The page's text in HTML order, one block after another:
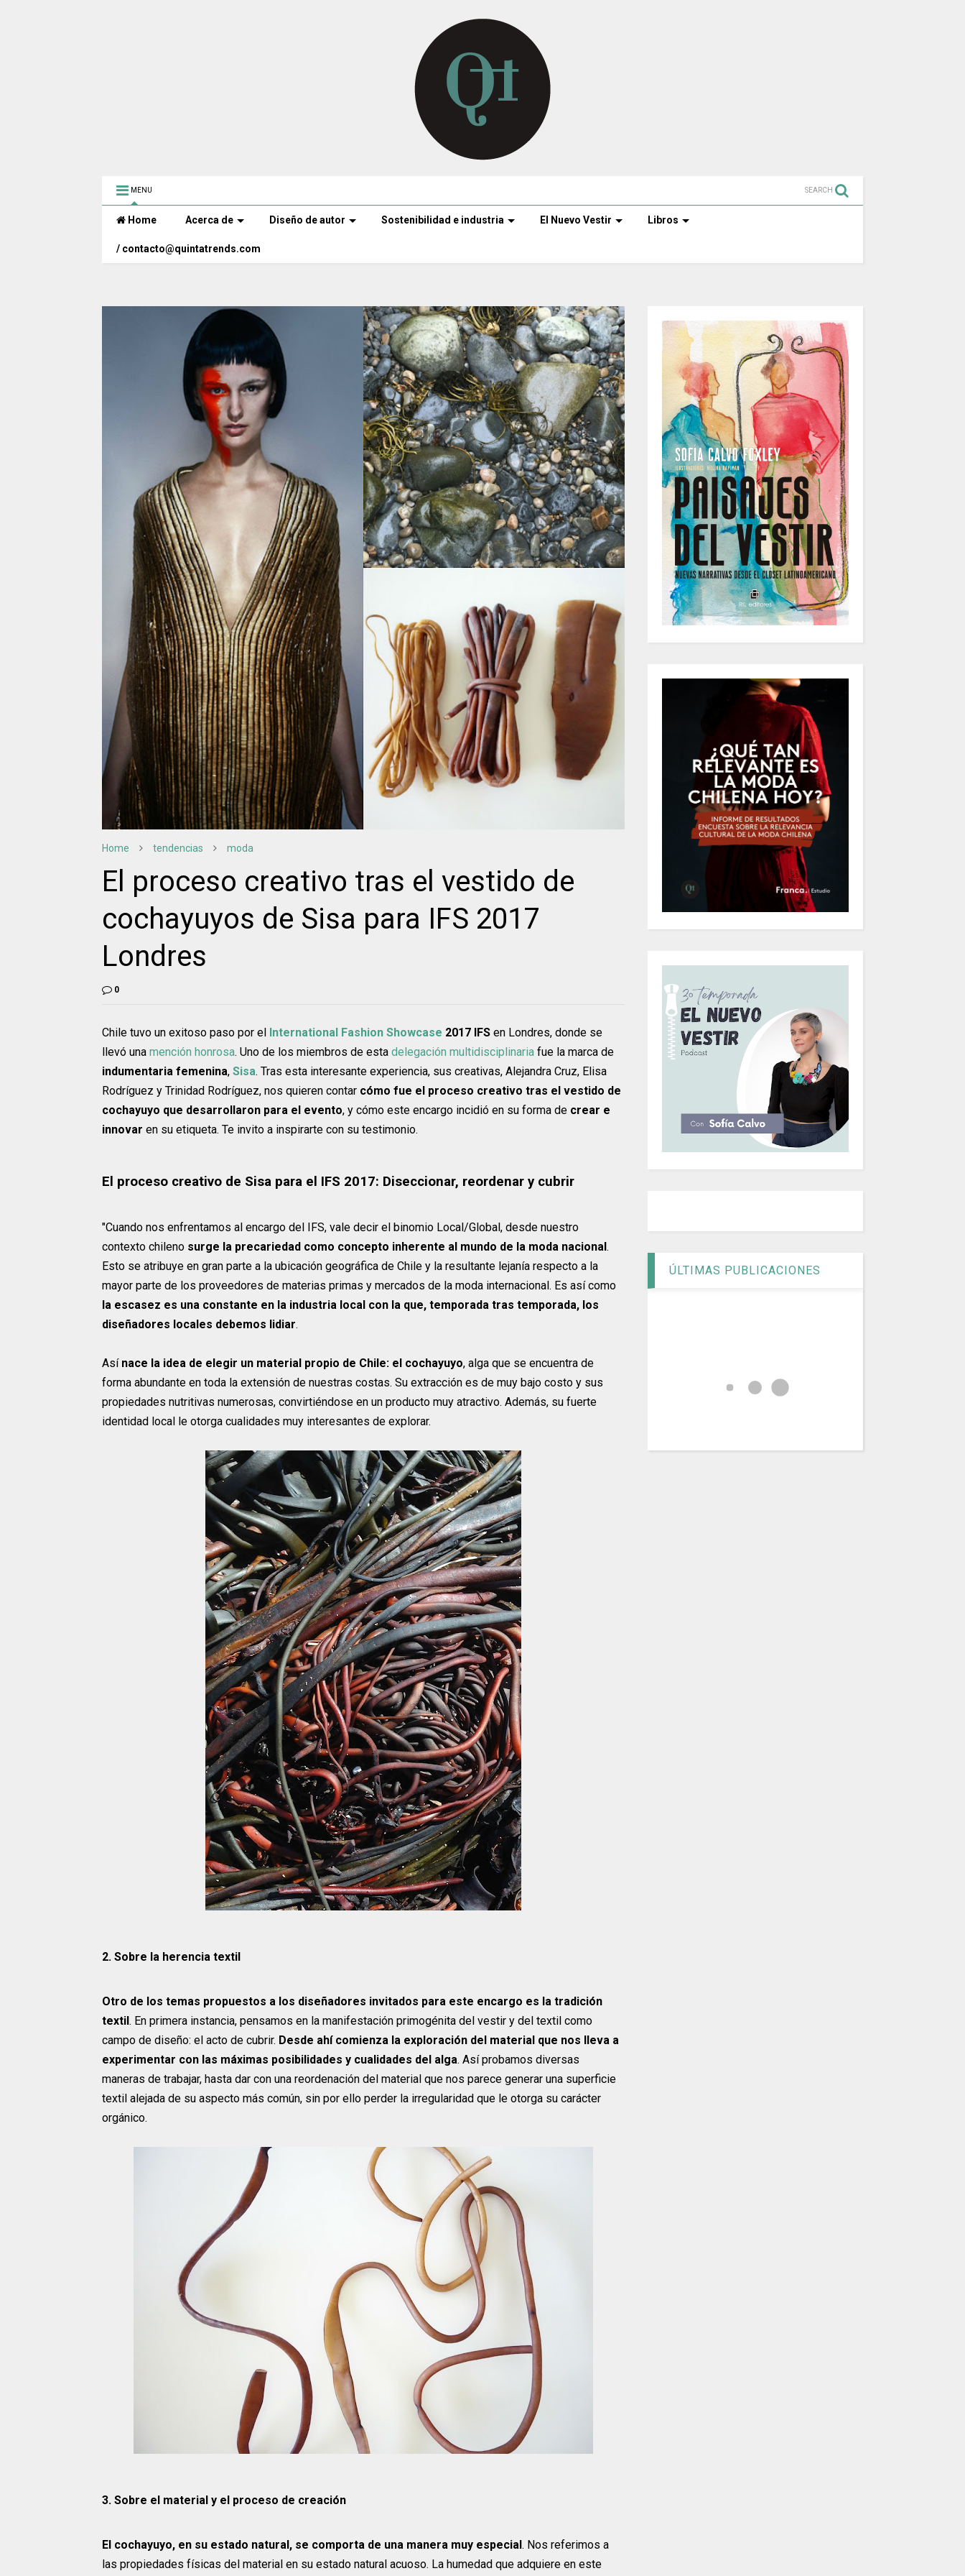
MENU SEARCH
Home Acerca de Diseño de autor Sostenibilidad e industria El Nuevo Vestir Libros
/ contacto@quintatrends.com
Home tendencias moda
El proceso creativo tras el vestido de
cochayuyos de Sisa para IFS 2017
Londres
0
Chile tuvo un exitoso paso por el International Fashion Showcase 2017 IFS en Londres, donde se
llevó una mención honrosa. Uno de los miembros de esta delegación multidisciplinaria fue la marca de
indumentaria femenina, Sisa. Tras esta interesante experiencia, sus creativas, Alejandra Cruz, Elisa
Rodríguez y Trinidad Rodríguez, nos quieren contar cómo fue el proceso creativo tras el vestido de
cochayuyo que desarrollaron para el evento, y cómo este encargo incidió en su forma de crear e
innovar en su etiqueta. Te invito a inspirarte con su testimonio.
El proceso creativo de Sisa para el IFS 2017: Diseccionar, reordenar y cubrir
"Cuando nos enfrentamos al encargo del IFS, vale decir el binomio Local/Global, desde nuestro
contexto chileno surge la precariedad como concepto inherente al mundo de la moda nacional.
Esto se atribuye en gran parte a la ubicación geográfica de Chile y la resultante lejanía respecto a la
mayor parte de los proveedores de materias primas y mercados de la moda internacional. Es así como
la escasez es una constante en la industria local con la que, temporada tras temporada, los
diseñadores locales debemos lidiar.
Así nace la idea de elegir un material propio de Chile: el cochayuyo, alga que se encuentra de
forma abundante en toda la extensión de nuestras costas. Su extracción es de muy bajo costo y sus
propiedades nutritivas numerosas, convirtiéndose en un producto muy atractivo. Además, su fuerte
identidad local le otorga cualidades muy interesantes de explorar.
2. Sobre la herencia textil
Otro de los temas propuestos a los diseñadores invitados para este encargo es la tradición
textil. En primera instancia, pensamos en la manifestación primogénita del vestir y del textil como
campo de diseño: el acto de cubrir. Desde ahí comienza la exploración del material que nos lleva a
experimentar con las máximas posibilidades y cualidades del alga. Así probamos diversas
maneras de trabajar, hasta dar con una reordenación del material que nos parece generar una superficie
textil alejada de su aspecto más común, sin por ello perder la irregularidad que le otorga su carácter
orgánico.
3. Sobre el material y el proceso de creación
El cochayuyo, en su estado natural, se comporta de una manera muy especial. Nos referimos a
las propiedades físicas del material en su estado natural acuoso. La humedad que adquiere en este
ÚLTIMAS PUBLICACIONES